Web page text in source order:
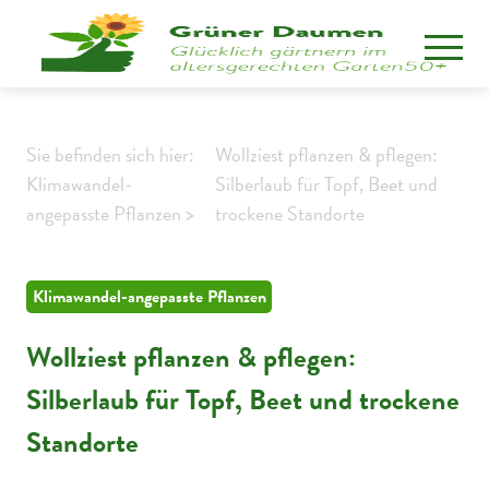
Sie befinden sich hier:
Klimawandel-
angepasste Pflanzen >
Wollziest pflanzen & pflegen:
Silberlaub für Topf, Beet und
trockene Standorte
Klimawandel-angepasste Pflanzen
Wollziest pflanzen & pflegen:
Silberlaub für Topf, Beet und trockene
Standorte